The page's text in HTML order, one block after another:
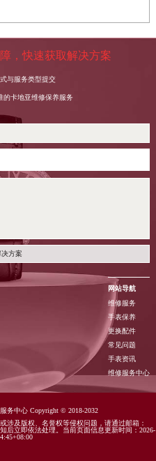
，快速获取解决方案
与服务类型提交
的卡地亚维修保养服务
决方案
网站导航
维修服务
手表保养
更换配件
常见问题
手表资讯
维修服务中心
务中心 Copyright © 2018-2032
涉及版权、名誉权等侵权问题，请通过邮箱：
后立即依法处理。当前页面信息更新时间：2026-